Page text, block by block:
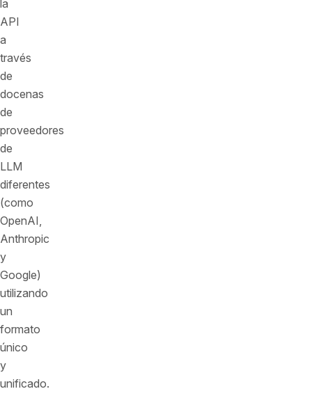
la
API
a
través
de
docenas
de
proveedores
de
LLM
diferentes
(como
OpenAI,
Anthropic
y
Google)
utilizando
un
formato
único
y
unificado.